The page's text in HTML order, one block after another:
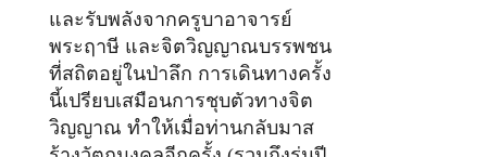
และรับพลังจากครูบาอาจารย์
พระฤาษี และจิตวิญญาณบรรพชน
ที่สถิตอยู่ในป่าลึก การเดินทางครั้ง
นี้เปรียบเสมือนการชุบตัวทางจิต
วิญญาณ ทำให้เมื่อท่านกลับมาส